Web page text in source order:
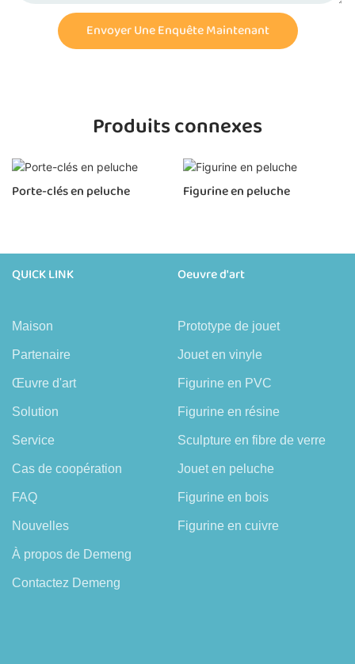
Envoyer Une Enquête Maintenant
Produits connexes
Porte-clés en peluche Figurine en peluche
QUICK LINK
Maison
Partenaire
Œuvre d'art
Solution
Service
Cas de coopération
FAQ
Nouvelles
À propos de Demeng
Contactez Demeng
Oeuvre d'art
Prototype de jouet
Jouet en vinyle
Figurine en PVC
Figurine en résine
Sculpture en fibre de verre
Jouet en peluche
Figurine en bois
Figurine en cuivre